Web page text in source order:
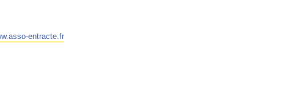
entracte.fr